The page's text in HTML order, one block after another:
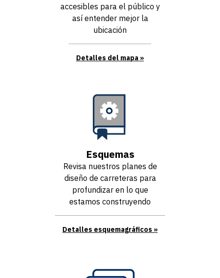
accesibles para el público y
así entender mejor la
ubicación
Detalles del mapa
Esquemas
Revisa nuestros planes de
diseño de carreteras para
profundizar en lo que
estamos construyendo
Detalles esquemagráficos